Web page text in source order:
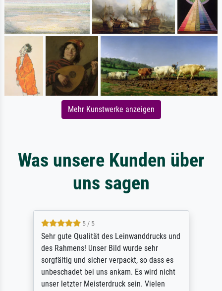
Mehr Kunstwerke anzeigen
Was unsere Kunden über
uns sagen
5 / 5
Sehr gute Qualität des Leinwanddrucks und
des Rahmens! Unser Bild wurde sehr
sorgfältig und sicher verpackt, so dass es
unbeschadet bei uns ankam. Es wird nicht
unser letzter Meisterdruck sein. Vielen